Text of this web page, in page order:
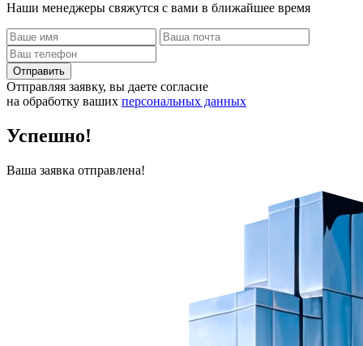
Наши менеджеры свяжутся с вами в ближайшее время
Отправить
Отправляя заявку, вы даете согласие
на обработку ваших персональных данных
Успешно!
Ваша заявка отправлена!